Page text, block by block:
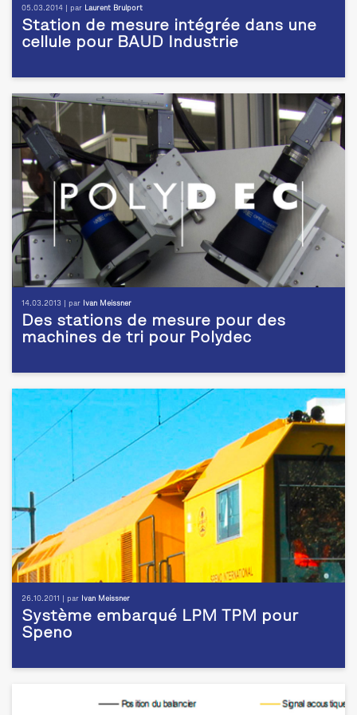
05.03.2014 | par Laurent Brulport
Station de mesure intégrée dans une
cellule pour BAUD Industrie
14.03.2013 | par Ivan Meissner
Des stations de mesure pour des
machines de tri pour Polydec
26.10.2011 | par Ivan Meissner
Système embarqué LPM TPM pour
Speno